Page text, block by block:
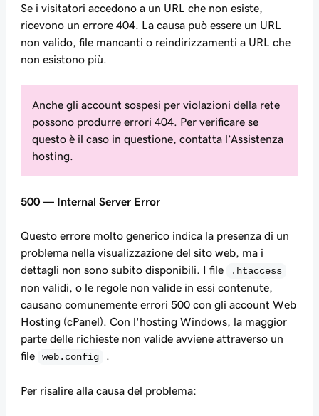
Se i visitatori accedono a un URL che non esiste,
ricevono un errore 404. La causa può essere un URL
non valido, file mancanti o reindirizzamenti a URL che
non esistono più.
Anche gli account sospesi per violazioni della rete
possono produrre errori 404. Per verificare se
questo è il caso in questione, contatta l’Assistenza
hosting.
500 — Internal Server Error
Questo errore molto generico indica la presenza di un
problema nella visualizzazione del sito web, ma i
dettagli non sono subito disponibili. I file
.htaccess
non validi, o le regole non valide in essi contenute,
causano comunemente errori 500 con gli account Web
Hosting (cPanel). Con l'hosting Windows, la maggior
parte delle richieste non valide avviene attraverso un
file
web.config
Per risalire alla causa del problema: